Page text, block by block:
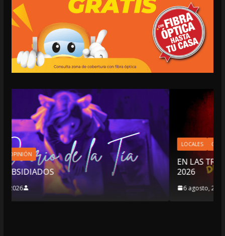
LOCALES OPINIÓN
EN LAS TRIPAS DEL JAGUAR: 06 DE AGOSTO
2026
6 agosto, 2026